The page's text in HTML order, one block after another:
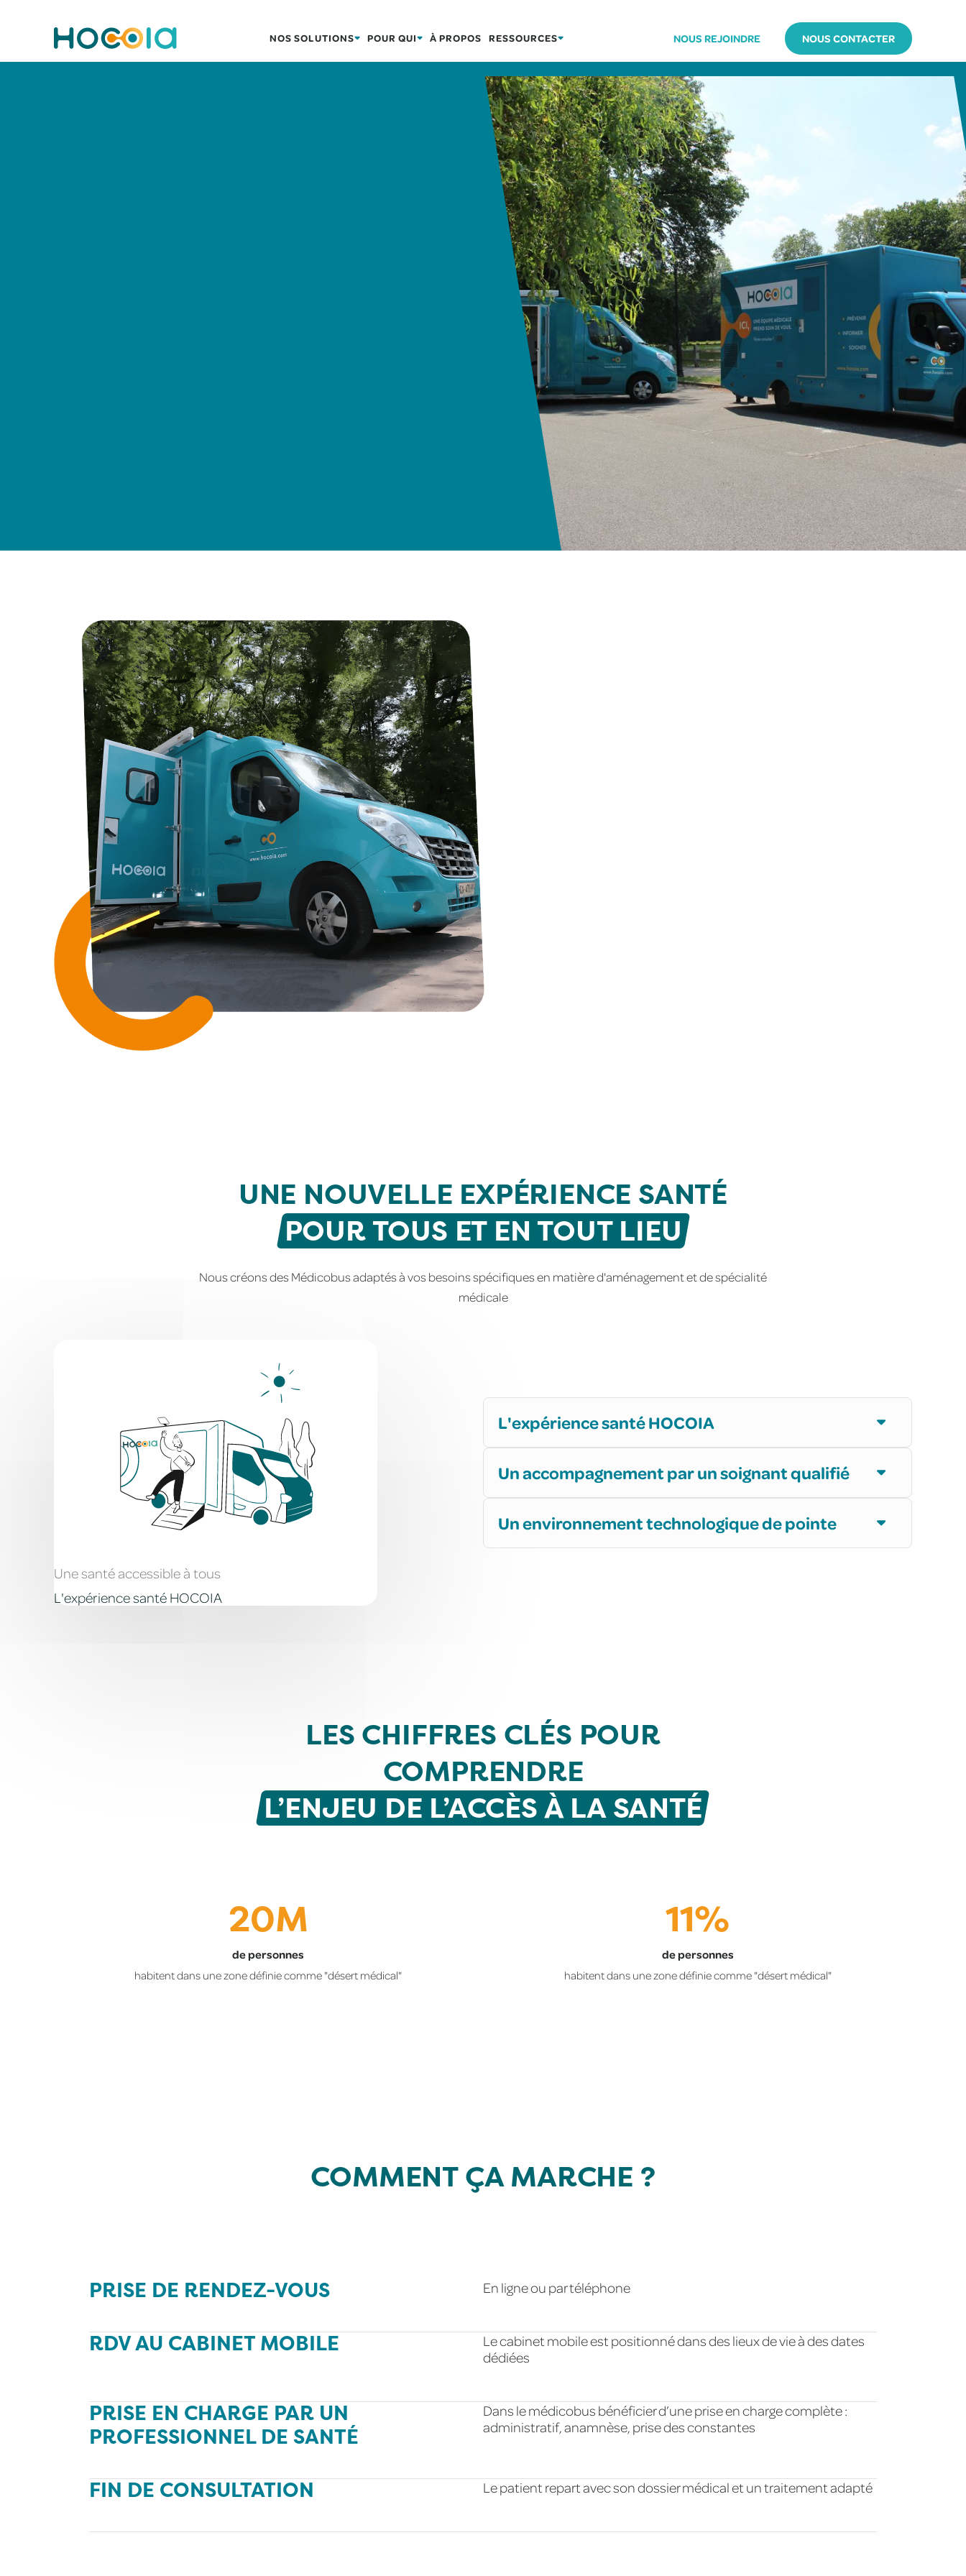
NOS SOLUTIONS POUR QUI À PROPOS RESSOURCES NOUS REJOINDRE NOUS CONTACTER
UNE NOUVELLE EXPÉRIENCE SANTÉ
POUR TOUS ET EN TOUT LIEU
Nous créons des Médicobus adaptés à vos besoins spécifiques en matière d'aménagement et de spécialité
médicale
L'expérience santé HOCOIA
Un accompagnement par un soignant qualifié
Un environnement technologique de pointe
Une santé accessible à tous
L'expérience santé HOCOIA
LES CHIFFRES CLÉS POUR
COMPRENDRE
L’ENJEU DE L’ACCÈS À LA SANTÉ
20M
de personnes
habitent dans une zone définie comme "désert médical"
11%
de personnes
habitent dans une zone définie comme "désert médical"
COMMENT ÇA MARCHE ?
PRISE DE RENDEZ-VOUS En ligne ou par téléphone
RDV AU CABINET MOBILE
Le cabinet mobile est positionné dans des lieux de vie à des dates
dédiées
PRISE EN CHARGE PAR UN
PROFESSIONNEL DE SANTÉ
Dans le médicobus bénéficier d’une prise en charge complète :
administratif, anamnèse, prise des constantes
FIN DE CONSULTATION Le patient repart avec son dossier médical et un traitement adapté